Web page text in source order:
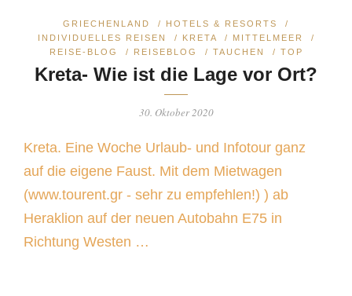
GRIECHENLAND / HOTELS & RESORTS
/
INDIVIDUELLES REISEN
/ KRETA / MITTELMEER
/
REISE-BLOG
/ REISEBLOG / TAUCHEN / TOP
Kreta- Wie ist die Lage vor Ort?
30. Oktober 2020
Kreta. Eine Woche Urlaub- und Infotour ganz
auf die eigene Faust. Mit dem Mietwagen
(www.tourent.gr - sehr zu empfehlen!) ) ab
Heraklion auf der neuen Autobahn E75 in
Richtung Westen …